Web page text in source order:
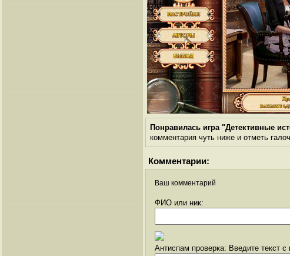
Понравилась игра "Детективные
комментария чуть ниже и отметь
Комментарии:
Ваш комментарий
ФИО или ник:
Антиспам проверка: Введите текст с